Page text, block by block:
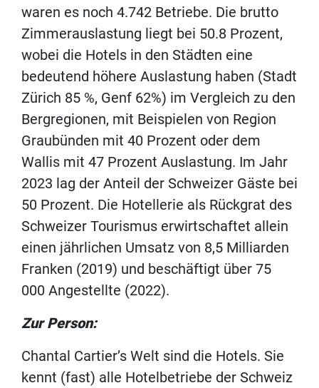
waren es noch 4.742 Betriebe. Die brutto
Zimmerauslastung liegt bei 50.8 Prozent,
wobei die Hotels in den Städten eine
bedeutend höhere Auslastung haben (Stadt
Zürich 85 %, Genf 62%) im Vergleich zu den
Bergregionen, mit Beispielen von Region
Graubünden mit 40 Prozent oder dem
Wallis mit 47 Prozent Auslastung. Im Jahr
2023 lag der Anteil der Schweizer Gäste bei
50 Prozent. Die Hotellerie als Rückgrat des
Schweizer Tourismus erwirtschaftet allein
einen jährlichen Umsatz von 8,5 Milliarden
Franken (2019) und beschäftigt über 75
000 Angestellte (2022).
Zur Person:
Chantal Cartier’s Welt sind die Hotels. Sie
kennt (fast) alle Hotelbetriebe der Schweiz